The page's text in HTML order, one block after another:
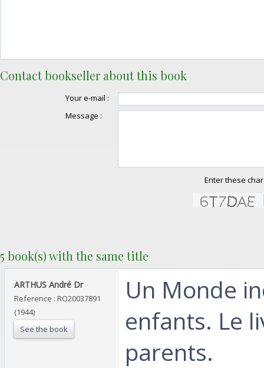
Contact bookseller about this book
Your e-mail :
Message :
Enter these
5 book(s) with the same title
‎ARTHUS André Dr‎
Reference : RO20037891
(1944)
See the book
‎Un Monde
enfants. Le
parents.‎